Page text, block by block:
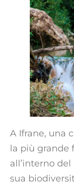
A Ifrane, una
la più grande
all’interno del
sua